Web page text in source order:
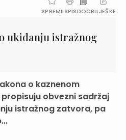
SPREMIISPISDOCBILJEŠKE
ukidanju istražnog
o kaznenom
obvezni sadržaj
istražnog zatvora, pa